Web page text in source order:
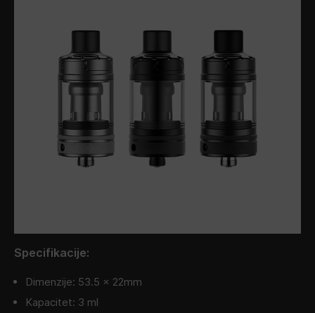
Specifikacije:
Dimenzije: 53.5 x 22mm
Kapacitet: 3 ml